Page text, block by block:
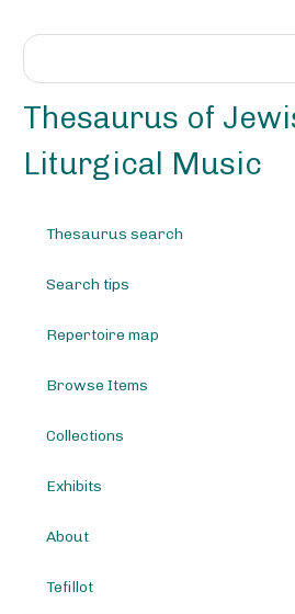
Thesaurus of
Liturgical Music
Thesaurus search
Search tips
Repertoire map
Browse Items
Collections
Exhibits
About
Tefillot